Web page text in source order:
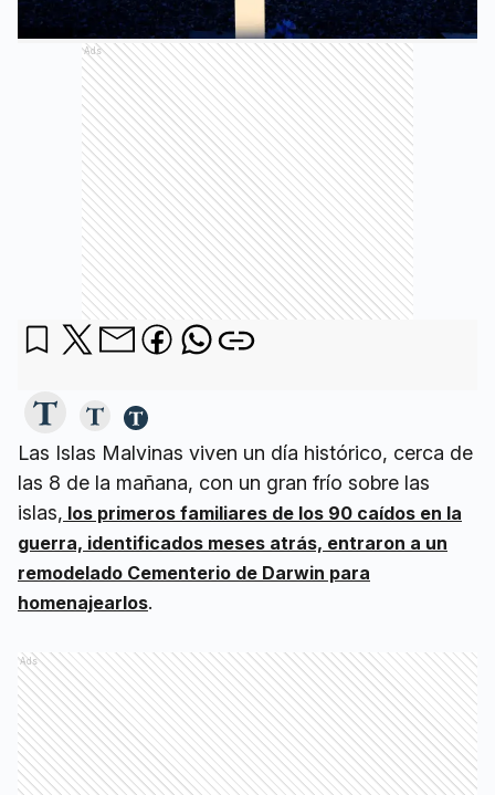
Ads
Las Islas Malvinas viven un día histórico, cerca de
las 8 de la mañana, con un gran frío sobre las
islas, los primeros familiares de los 90 caídos en la
guerra, identificados meses atrás, entraron a un
remodelado Cementerio de Darwin para
homenajearlos.
Ads